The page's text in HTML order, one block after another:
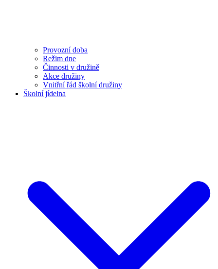
Provozní doba
Režim dne
Činnosti v družině
Akce družiny
Vnitřní řád školní družiny
Školní jídelna